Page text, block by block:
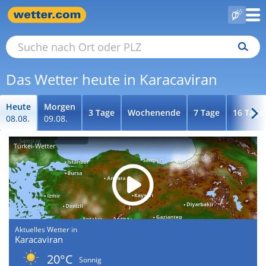
Das Wetter heute in Karacaviran
Heute
08.08.
Morgen
09.08.
3 Tage Wochenende 7 Tage 16 Tage
Türkei-Wetter
Aktuelles Wetter in
Karacaviran
20°C
Sonnig